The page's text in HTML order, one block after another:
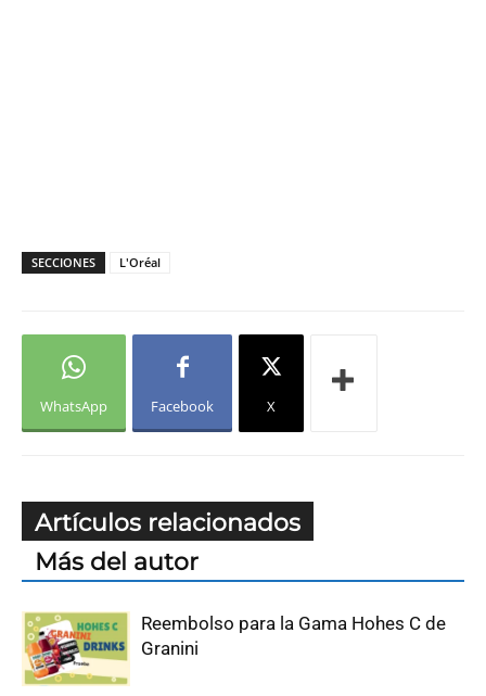
SECCIONES L'Oréal
WhatsApp Facebook X
Artículos relacionados
Más del autor
Reembolso para la Gama Hohes C de
Granini